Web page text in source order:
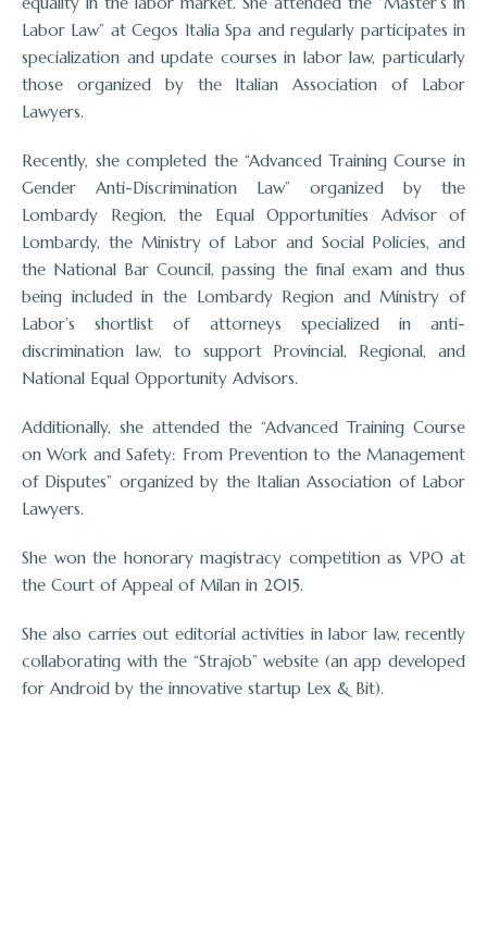
Labor Law” at Cegos Italia Spa and regularly participates in
specialization and update courses in labor law, particularly
those organized by the Italian Association of Labor
Lawyers.
Recently, she completed the “Advanced Training Course in
Gender Anti-Discrimination Law” organized by the
Lombardy Region, the Equal Opportunities Advisor of
Lombardy, the Ministry of Labor and Social Policies, and
the National Bar Council, passing the final exam and thus
being included in the Lombardy Region and Ministry of
Labor’s shortlist of attorneys specialized in anti-
discrimination law, to support Provincial, Regional, and
National Equal Opportunity Advisors.
Additionally, she attended the “Advanced Training Course
on Work and Safety: From Prevention to the Management
of Disputes” organized by the Italian Association of Labor
Lawyers.
She won the honorary magistracy competition as VPO at
the Court of Appeal of Milan in 2015.
She also carries out editorial activities in labor law, recently
collaborating with the “Strajob” website (an app developed
for Android by the innovative startup Lex & Bit).